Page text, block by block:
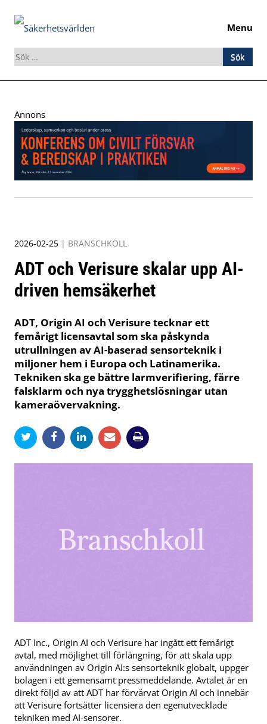
Menu
Sök
efter:
to
content
Annons
2026-02-25 | BRANSCHKOLL
ADT och Verisure skalar upp AI-
driven hemsäkerhet
ADT, Origin AI och Verisure tecknar ett
femårigt licensavtal som ska påskynda
utrullningen av AI-baserad sensorteknik i
miljoner hem i Europa och Latinamerika.
Tekniken ska ge bättre larmverifiering, färre
falsklarm och nya trygghetslösningar utan
kameraövervakning.
ADT Inc., Origin AI och Verisure har ingått ett femårigt
avtal, med möjlighet till förlängning, för att skala upp
användningen av Origin AI:s sensorteknik globalt, uppger
bolagen i ett gemensamt pressmeddelande. Avtalet är en
direkt följd av att ADT har förvärvat Origin AI och innebär
att Verisure fortsätter licensiera den egenutvecklade
tekniken med AI-sensorer.